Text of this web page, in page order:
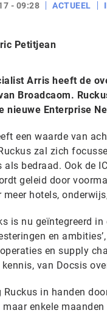
- 09:28 ACTUEEL
Petitjean
Arris heeft de
Broadcaom.
nieuwe Enterprise
een waarde van
zal zich
als bedraad. Ook de
geleid door
meer hotels,
is nu geïntegreerd
en
en supply
van Docsis
Ruckus in handen
enkele